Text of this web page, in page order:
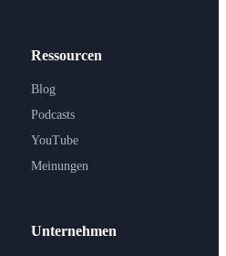
Ressourcen
Blog
Podcasts
YouTube
Meinungen
Unternehmen